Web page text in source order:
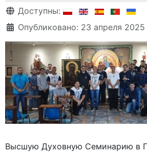
Информация о материале
Доступны:
Опубликовано: 23 апреля 2025
Высшую Духовную Семинарию в